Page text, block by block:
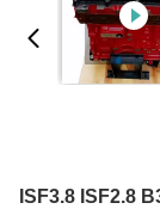
ISF3.8 ISF2.8